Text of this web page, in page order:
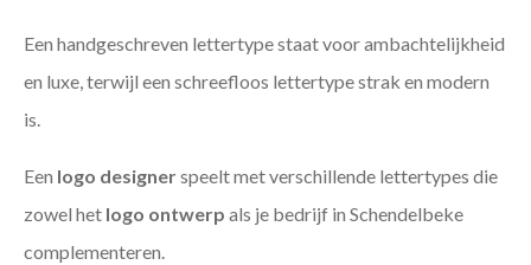
Een handgeschreven lettertype staat voor ambachtelijkheid
en luxe, terwijl een schreefloos lettertype strak en modern
is.
Een logo designerspeelt met verschillende lettertypes die
zowel het logo ontwerp als je bedrijf in Schendelbeke
complementeren.